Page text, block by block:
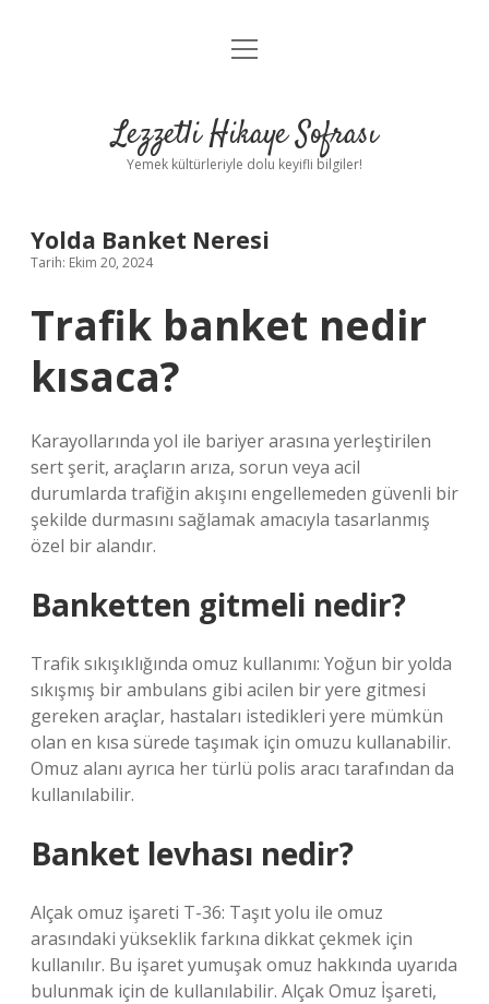
Anasayfa
Yasal Uyarı
menüyü
Lezzetli Hikaye Sofrası
Yemek kültürleriyle dolu keyifli bilgiler!
Yolda Banket Neresi
Tarih: Ekim 20, 2024
Trafik banket nedir
kısaca?
Karayollarında yol ile bariyer arasına yerleştirilen
sert şerit, araçların arıza, sorun veya acil
durumlarda trafiğin akışını engellemeden güvenli bir
şekilde durmasını sağlamak amacıyla tasarlanmış
özel bir alandır.
Banketten gitmeli nedir?
Trafik sıkışıklığında omuz kullanımı: Yoğun bir yolda
sıkışmış bir ambulans gibi acilen bir yere gitmesi
gereken araçlar, hastaları istedikleri yere mümkün
olan en kısa sürede taşımak için omuzu kullanabilir.
Omuz alanı ayrıca her türlü polis aracı tarafından da
kullanılabilir.
Banket levhası nedir?
Alçak omuz işareti T-36: Taşıt yolu ile omuz
arasındaki yükseklik farkına dikkat çekmek için
kullanılır. Bu işaret yumuşak omuz hakkında uyarıda
bulunmak için de kullanılabilir. Alçak Omuz İşareti,